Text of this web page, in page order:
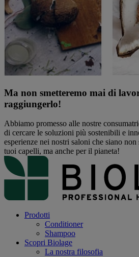
Ma non smetteremo mai di
raggiungerlo!
Abbiamo promesso alle nostre
di cercare le soluzioni più sostenibili e
esperienze nei nostri saloni che siano
tuoi capelli, ma anche per il pianeta!
Prodotti
Conditioner
Shampoo
Scopri Biolage
La nostra filosofia